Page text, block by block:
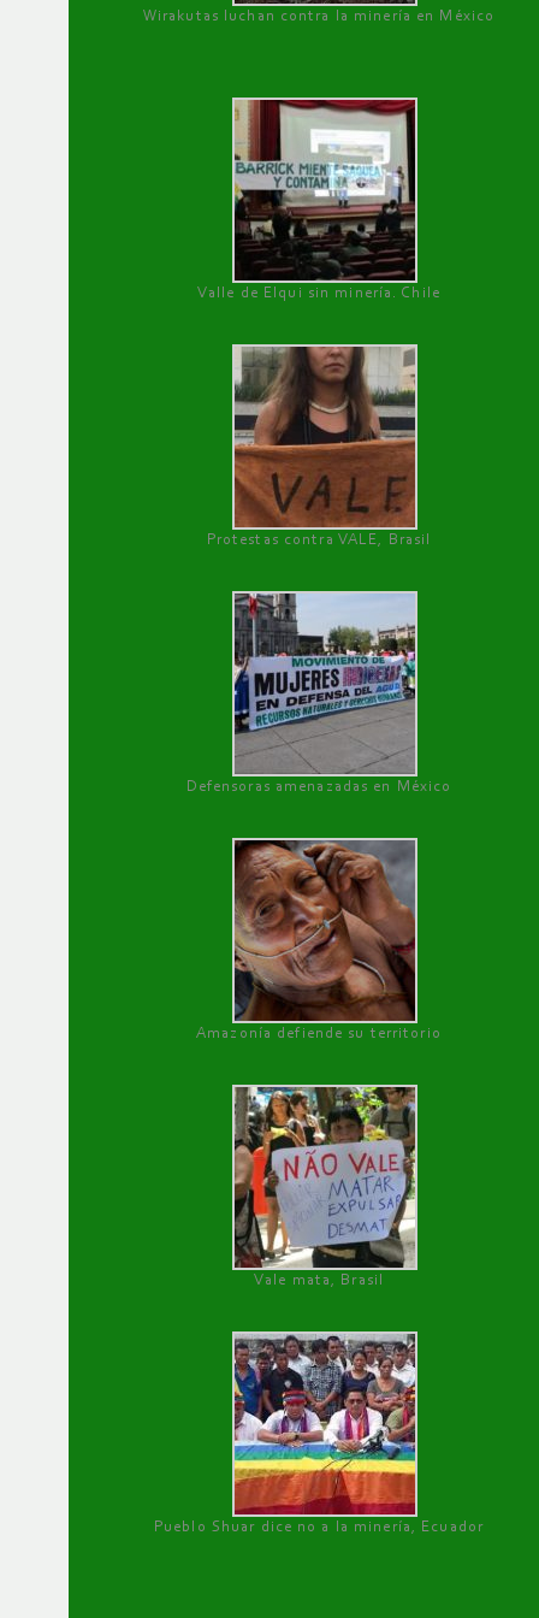
Wirakutas luchan contra la minería en México
Valle de Elqui sin minería. Chile
Protestas contra VALE, Brasil
Defensoras amenazadas en México
Amazonía defiende su territorio
Vale mata, Brasil
Pueblo Shuar dice no a la minería, Ecuador